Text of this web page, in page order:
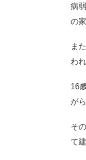
病
の
ま
わ
16
が
そ
て